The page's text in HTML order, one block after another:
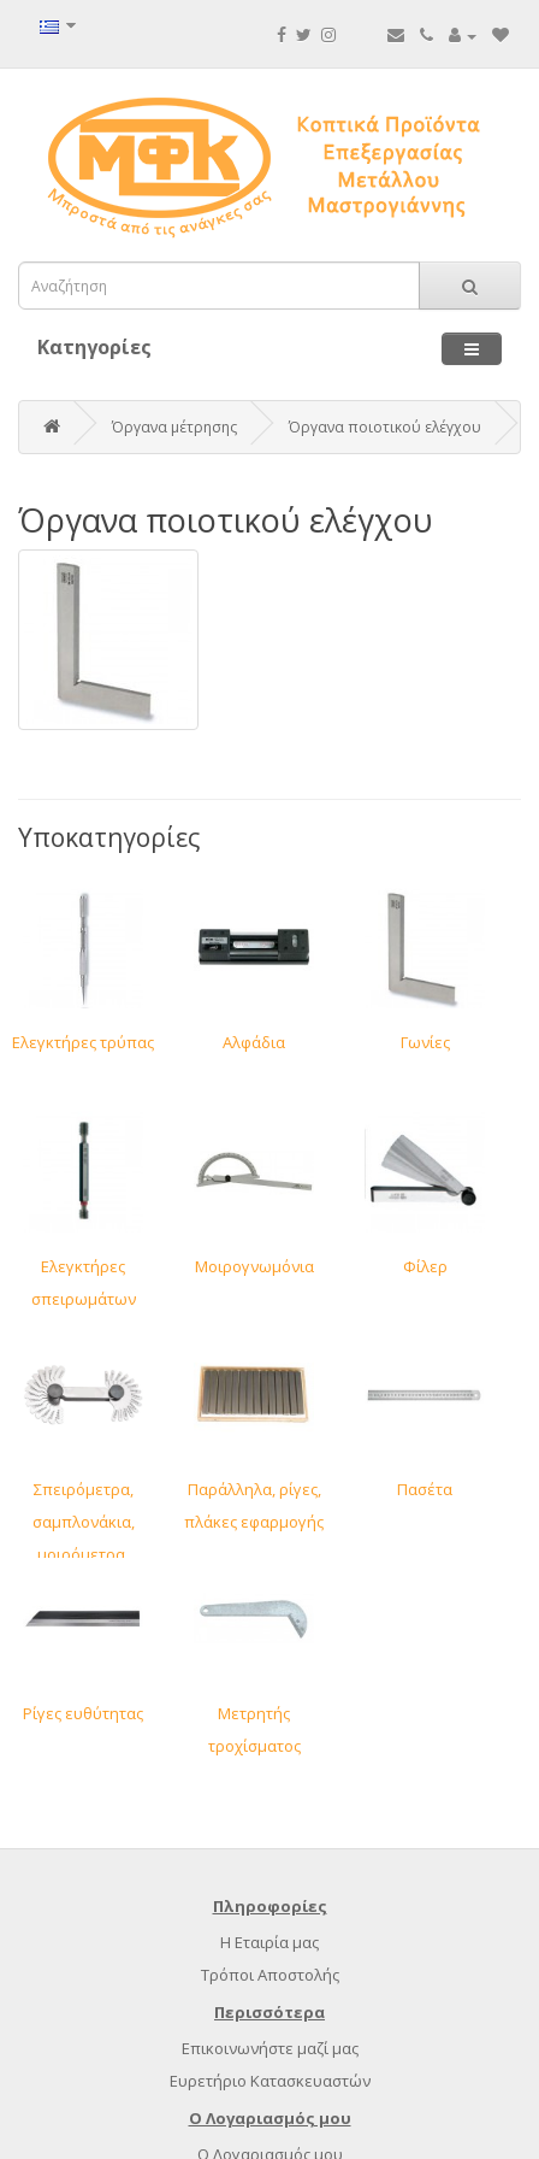
Κατηγορίες
Όργανα μέτρησης Όργανα ποιοτικού ελέγχου
Όργανα ποιοτικού ελέγχου
Υποκατηγορίες
Ελεγκτήρες τρύπας Αλφάδια Γωνίες
Ελεγκτήρες
σπειρωμάτων
Μοιρογνωμόνια Φίλερ
Σπειρόμετρα,
σαμπλονάκια,
μοιρόμετρα,
Παράλληλα, ρίγες,
πλάκες εφαρμογής
Πασέτα
Ρίγες ευθύτητας
Μετρητής
τροχίσματος
Πληροφορίες
Η Εταιρία μας
Τρόποι Αποστολής
Περισσότερα
Επικοινωνήστε μαζί μας
Ευρετήριο Κατασκευαστών
Ο Λογαριασμός μου
Ο Λογαριασμός μου